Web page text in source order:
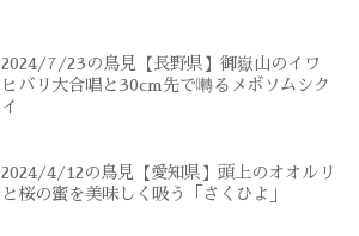
2024/7/23の鳥見【長野県】御嶽山のイワ
ヒバリ大合唱と30cm先で囀るメボソムシク
イ
2024/4/12の鳥見【愛知県】頭上のオオルリ
と桜の蜜を美味しく吸う「さくひよ」